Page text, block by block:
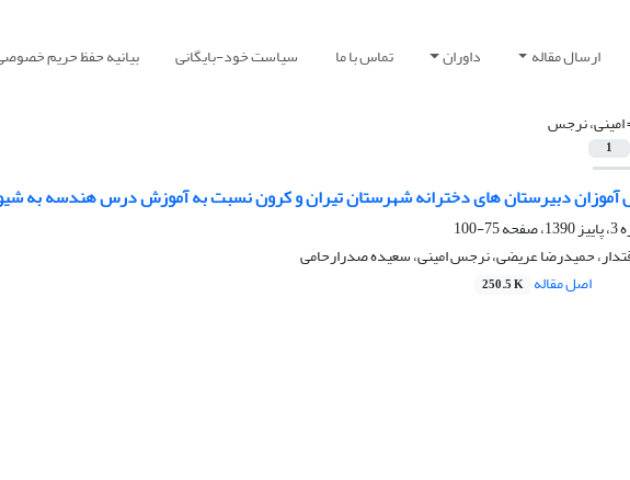
ارسال مقاله داوران تماس با ما سیاست خود-بایگانی بیانیه حفظ حریم
امینی، نرجس
1
دبیرستان های دخترانه شهرستان تیران و کرون نسبت به آموزش درس هندسه به
75-100
حمیدرضا عریضی، نرجس امینی، سعیده صدرارحامی
اصل مقاله 250.5 K